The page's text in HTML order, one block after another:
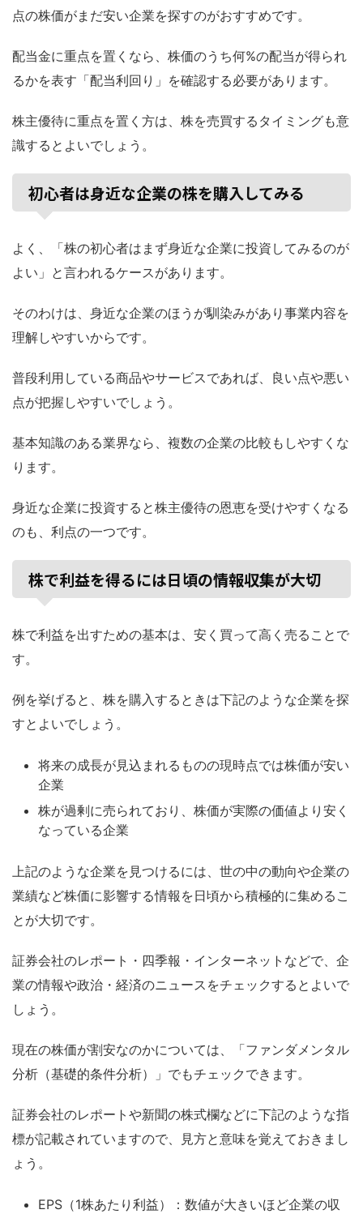
点の株価がまだ安い企業を探すのがおすすめです。
配当金に重点を置くなら、株価のうち何%の配当が得られ
るかを表す「配当利回り」を確認する必要があります。
株主優待に重点を置く方は、株を売買するタイミングも意
識するとよいでしょう。
初心者は身近な企業の株を購入してみる
よく、「株の初心者はまず身近な企業に投資してみるのが
よい」と言われるケースがあります。
そのわけは、身近な企業のほうが馴染みがあり事業内容を
理解しやすいからです。
普段利用している商品やサービスであれば、良い点や悪い
点が把握しやすいでしょう。
基本知識のある業界なら、複数の企業の比較もしやすくな
ります。
身近な企業に投資すると株主優待の恩恵を受けやすくなる
のも、利点の一つです。
株で利益を得るには日頃の情報収集が大切
株で利益を出すための基本は、安く買って高く売ることで
す。
例を挙げると、株を購入するときは下記のような企業を探
すとよいでしょう。
将来の成長が見込まれるものの現時点では株価が安い
企業
株が過剰に売られており、株価が実際の価値より安く
なっている企業
上記のような企業を見つけるには、世の中の動向や企業の
業績など株価に影響する情報を日頃から積極的に集めるこ
とが大切です。
証券会社のレポート・四季報・インターネットなどで、企
業の情報や政治・経済のニュースをチェックするとよいで
しょう。
現在の株価が割安なのかについては、「ファンダメンタル
分析（基礎的条件分析）」でもチェックできます。
証券会社のレポートや新聞の株式欄などに下記のような指
標が記載されていますので、見方と意味を覚えておきまし
ょう。
EPS（1株あたり利益）：数値が大きいほど企業の収